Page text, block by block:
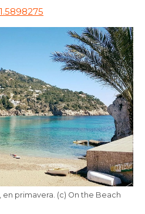
primavera. (c) On the Beach
15:00 15:30
17:30
19:00
21:00 21:30
23:00 23:30